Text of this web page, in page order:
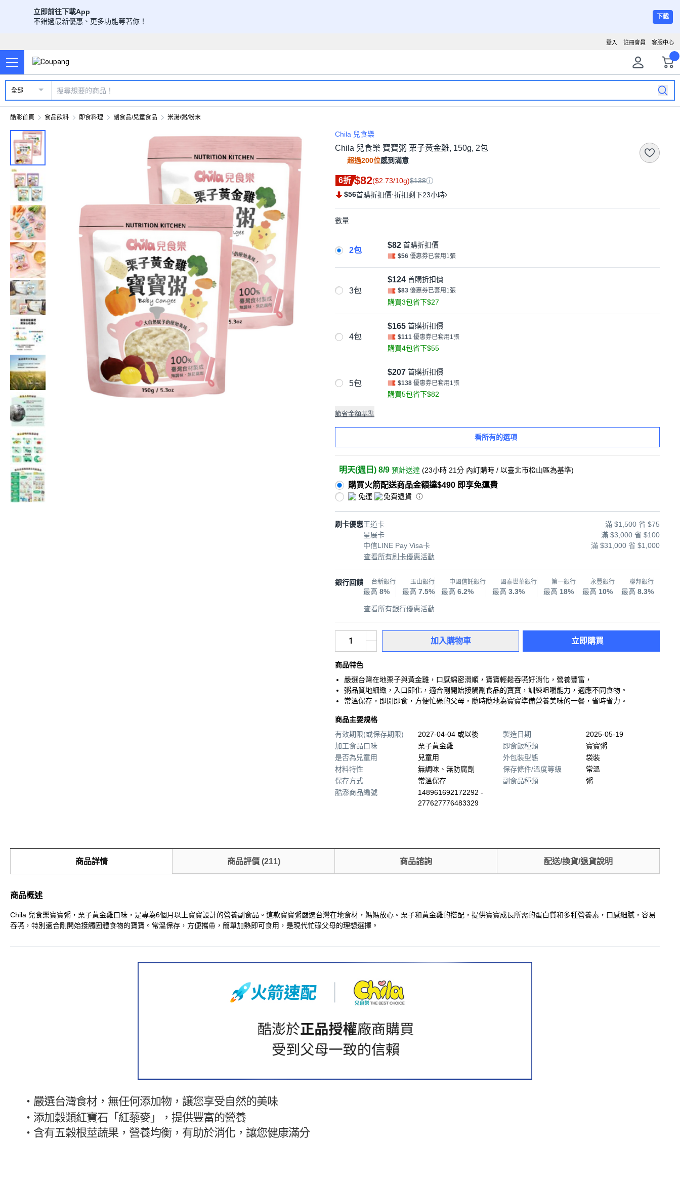
立即前往下載App
不錯過最新優惠、更多功能等著你！
下載
客服中心
註冊會員
登入
全部
酷澎首頁 食品飲料 即食料理 副食品/兒童食品 米湯/粥/粉末
Chila 兒食樂
Chila 兒食樂 寶寶粥 栗子黃金雞, 150g, 2包
超過200位感到滿意
6折 $82($2.73/10g)$138
$56首購折扣價·折扣剩下23小時
數量
2包
$82 首購折扣價
$56 優惠券已套用1張
3包
$124 首購折扣價
$83 優惠券已套用1張
購買3包省下$27
4包
$165 首購折扣價
$111 優惠券已套用1張
購買4包省下$55
5包
$207 首購折扣價
$138 優惠券已套用1張
購買5包省下$82
節省金額基準
看所有的選項
明天(週日) 8/9 預計送達 (23小時 21分 內訂購時 / 以臺北市松山區為基準)
購買火箭配送商品金額達$490 即享免運費
免運 免費退貨
刷卡優惠王道卡
滿 $1,500 省 $75
星展卡
滿 $3,000 省 $100
中信LINE Pay Visa卡
滿 $31,000 省 $1,000
查看所有刷卡優惠活動
銀行回饋 台新銀行
最高 8%
玉山銀行
最高 7.5%
中國信託銀行
最高 6.2%
國泰世華銀行
最高 3.3%
第一銀行
最高 18%
永豐銀行
最高 10%
聯邦銀行
最高 8.3%
查看所有銀行優惠活動
加入購物車 立即購買
商品特色
嚴選台灣在地栗子與黃金雞，口感綿密滑順，寶寶輕鬆吞嚥好消化，營養豐富，
粥品質地細緻，入口即化，適合剛開始接觸副食品的寶寶，訓練咀嚼能力，適應不同食物。
常溫保存，即開即食，方便忙碌的父母，隨時隨地為寶寶準備營養美味的一餐，省時省力。
商品主要規格
有效期限(或保存期限)
2027-04-04 或以後
加工食品口味
栗子黃金雞
是否為兒童用
兒童用
材料特性
無調味、無防腐劑
保存方式
常溫保存
酷澎商品編號
148961692172292 -
277627776483329
製造日期
2025-05-19
即食飯種類
寶寶粥
外包裝型態
袋裝
保存條件/溫度等級
常溫
副食品種類
粥
商品詳情 商品評價(211) 商品諮詢 配送/換貨/退貨說明
商品概述
Chila 兒食樂寶寶粥，栗子黃金雞口味，是專為6個月以上寶寶設計的營養副食品。這款寶寶粥嚴選台灣在地食材，媽媽放心。栗子和黃金雞的搭配，提供寶寶成長所需的蛋白質和多種營養素，口感細膩，容易
吞嚥，特別適合剛開始接觸固體食物的寶寶。常溫保存，方便攜帶，簡單加熱即可食用，是現代忙碌父母的理想選擇。
・嚴選台灣食材，無任何添加物，讓您享受自然的美味
・ 添加穀類紅寶石「紅藜麥」，提供豐富的營養
・ 含有五穀根莖蔬果，營養均衡，有助於消化，讓您健康滿分